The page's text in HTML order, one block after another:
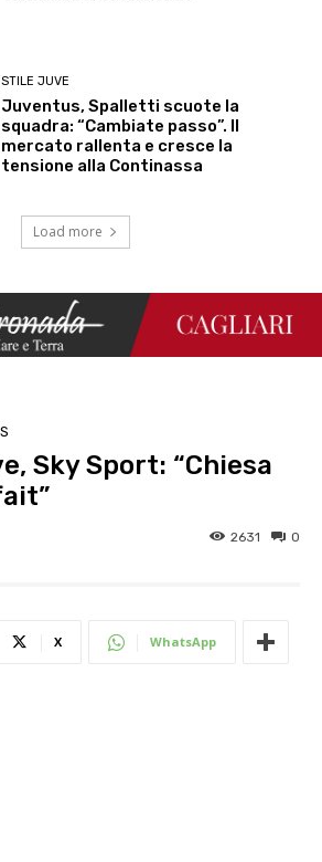
STILE JUVE
Juventus, Spalletti scuote la
squadra: “Cambiate passo”. Il
mercato rallenta e cresce la
tensione alla Continassa
Load more